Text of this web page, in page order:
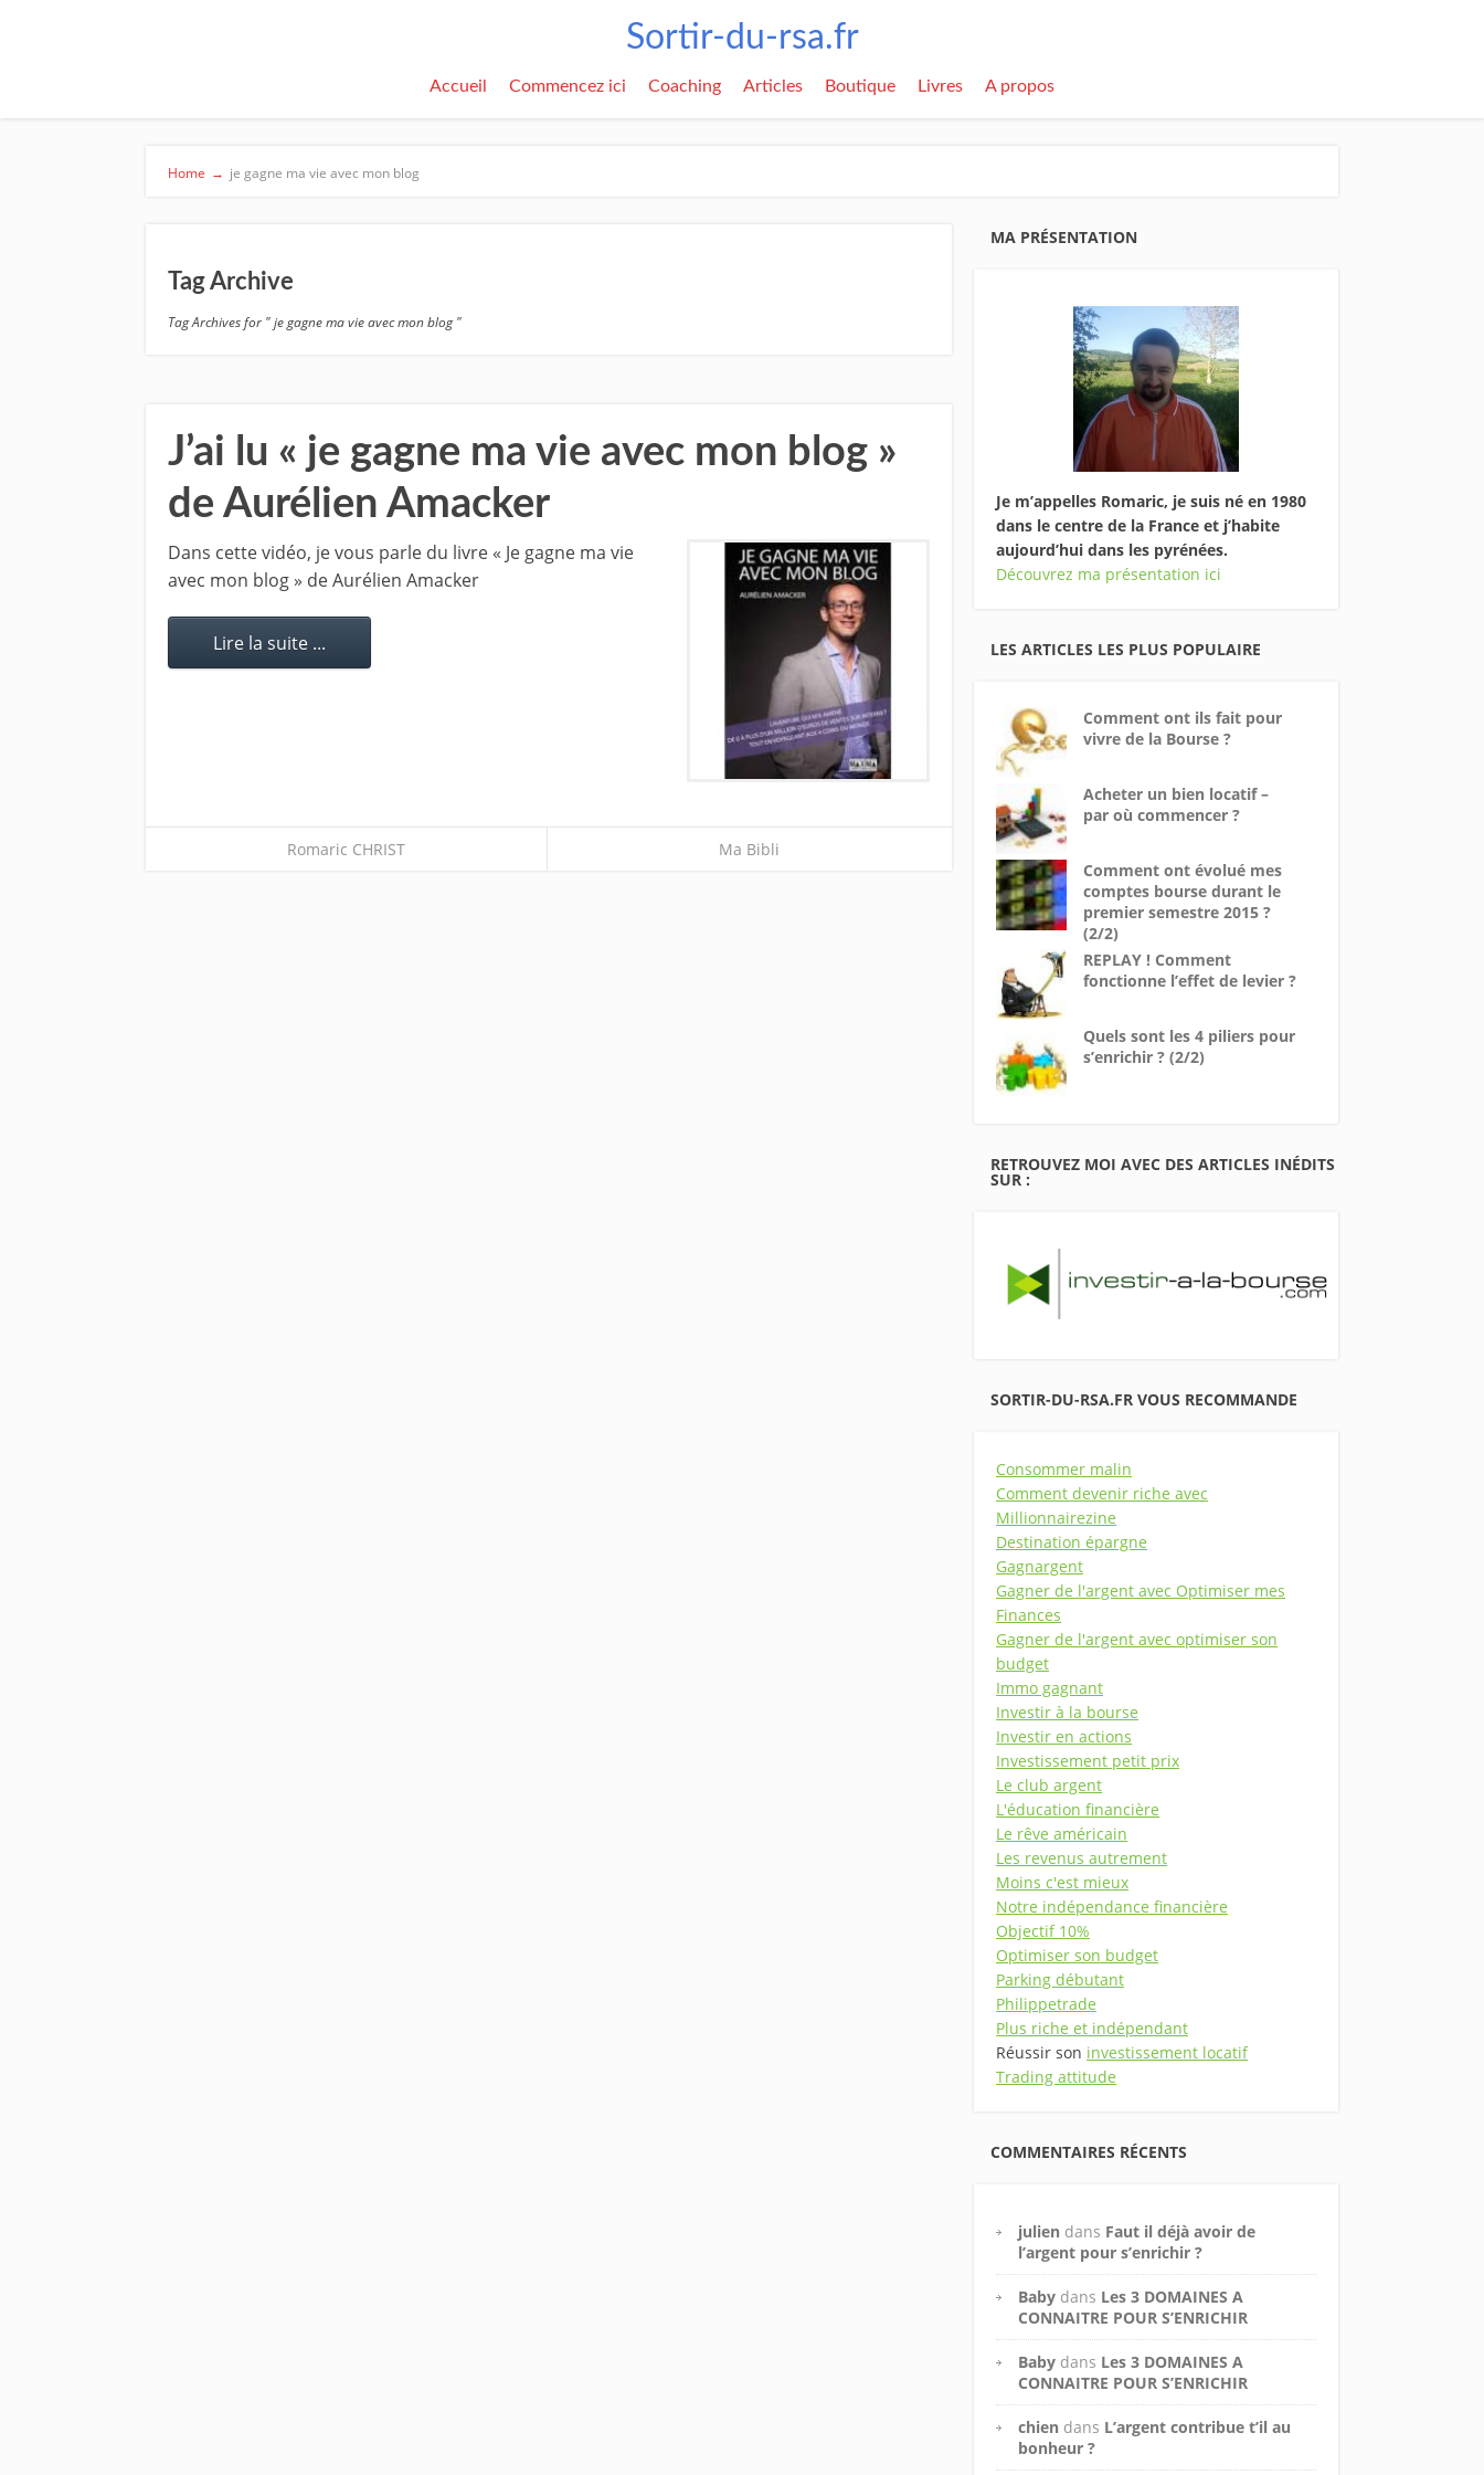
Sortir-du-rsa.fr
Accueil Commencez ici Coaching Articles Boutique Livres A propos
Home → je gagne ma vie avec mon blog
Tag Archive
Tag Archives for " je gagne ma vie avec mon blog "
J’ai lu « je gagne ma vie avec mon blog »
de Aurélien Amacker
Dans cette vidéo, je vous parle du livre « Je gagne ma vie
avec mon blog » de Aurélien Amacker
Lire la suite ...
Romaric CHRIST Ma Bibli
MA PRÉSENTATION
Je m’appelles Romaric, je suis né en 1980
dans le centre de la France et j’habite
aujourd’hui dans les pyrénées.
Découvrez ma présentation ici
LES ARTICLES LES PLUS POPULAIRE
Comment ont ils fait pour
vivre de la Bourse ?
Acheter un bien locatif –
par où commencer ?
Comment ont évolué mes
comptes bourse durant le
premier semestre 2015 ?
(2/2)
REPLAY ! Comment
fonctionne l’effet de levier ?
Quels sont les 4 piliers pour
s’enrichir ? (2/2)
RETROUVEZ MOI AVEC DES ARTICLES INÉDITS
SUR :
SORTIR-DU-RSA.FR VOUS RECOMMANDE
Consommer malin
Comment devenir riche avec
Millionnairezine
Destination épargne
Gagnargent
Gagner de l'argent avec Optimiser mes
Finances
Gagner de l'argent avec optimiser son
budget
Immo gagnant
Investir à la bourse
Investir en actions
Investissement petit prix
Le club argent
L'éducation financière
Le rêve américain
Les revenus autrement
Moins c'est mieux
Notre indépendance financière
Objectif 10%
Optimiser son budget
Parking débutant
Philippetrade
Plus riche et indépendant
Réussir son investissement locatif
Trading attitude
COMMENTAIRES RÉCENTS
julien dans Faut il déjà avoir de
l’argent pour s’enrichir ?
Baby dans Les 3 DOMAINES A
CONNAITRE POUR S’ENRICHIR
Baby dans Les 3 DOMAINES A
CONNAITRE POUR S’ENRICHIR
chien dans L’argent contribue t’il au
bonheur ?